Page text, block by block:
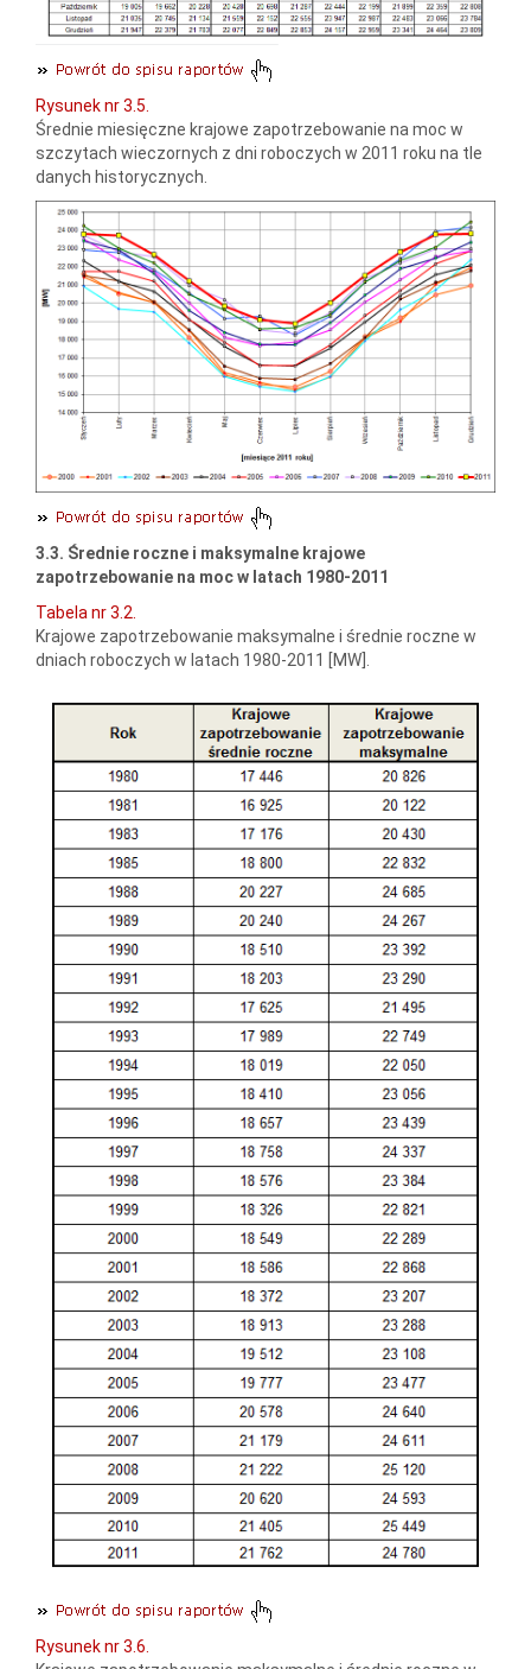
Rysunek nr 3.5.
Średnie miesięczne krajowe zapotrzebowanie na moc w
szczytach wieczornych z dni roboczych w 2011 roku na tle
danych historycznych.
3.3. Średnie roczne i maksymalne krajowe
zapotrzebowanie na moc w latach 1980-2011
Tabela nr 3.2.
Krajowe zapotrzebowanie maksymalne i średnie roczne w
dniach roboczych w latach 1980-2011 [MW].
Rysunek nr 3.6.